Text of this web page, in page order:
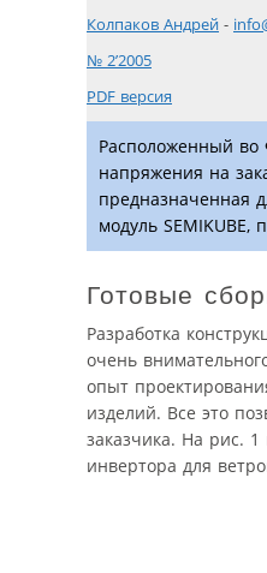
Колпаков Андрей -
№ 2’2005
PDF версия
Расположенный во
напряжения на
предназначенная
модуль
Готовые
Разработка
очень
опыт
изделий. Все это
заказчика. На рис.
инвертора для